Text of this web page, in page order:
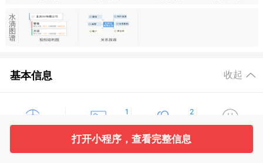
水
滴
图
谱
基本信息 收起
1
股东信息
2
主要人员
打开小程序，查看完整信息